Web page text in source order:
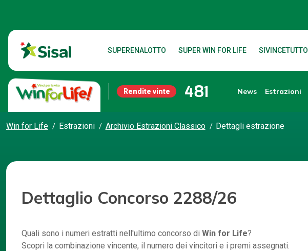
SUPERENALOTTO SUPER WIN FOR LIFE SIVINCETUTTO
Rendite vinte 481 News Estrazioni
Win for Life Estrazioni Archivio Estrazioni Classico Dettagli estrazione
Dettaglio Concorso 2288/26
Quali sono i numeri estratti nell'ultimo concorso di Win for Life?
Scopri la combinazione vincente, il numero dei vincitori e i premi assegnati.